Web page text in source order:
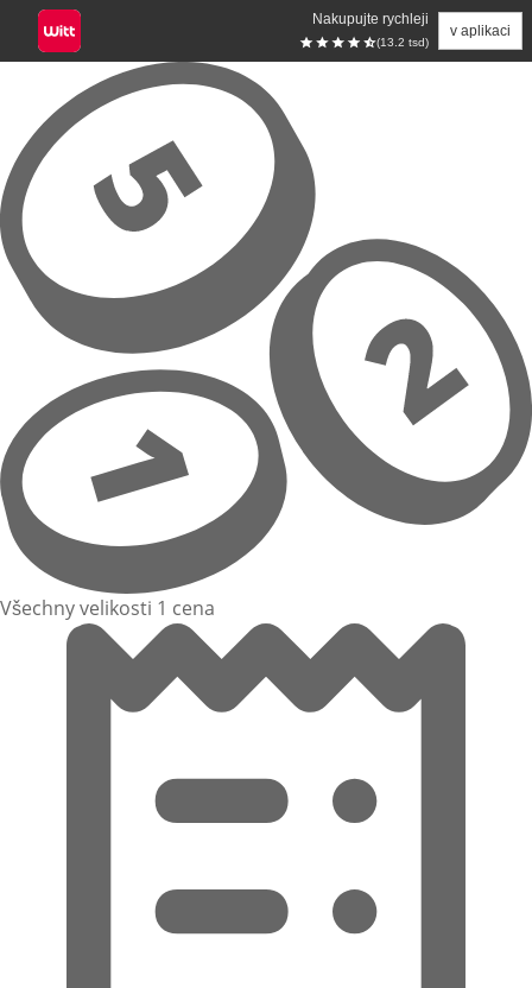
Nakupujte rychleji
(13.2 tsd)
v aplikaci
Přeskočit na hlavní obsah
Všechny velikosti 1 cena